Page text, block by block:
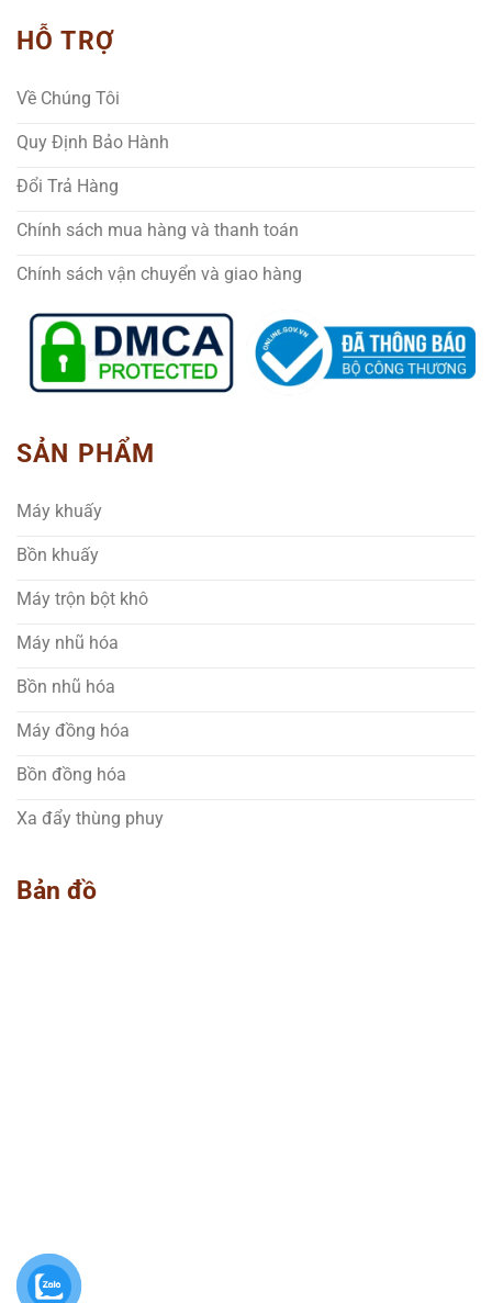
HỖ TRỢ
Về Chúng Tôi
Quy Định Bảo Hành
Đổi Trả Hàng
Chính sách mua hàng và thanh toán
Chính sách vận chuyển và giao hàng
SẢN PHẨM
Máy khuấy
Bồn khuấy
Máy trộn bột khô
Máy nhũ hóa
Bồn nhũ hóa
Máy đồng hóa
Bồn đồng hóa
Xa đẩy thùng phuy
Bản đồ